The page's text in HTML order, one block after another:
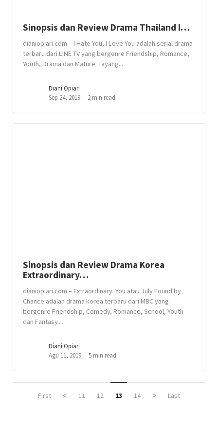
Sinopsis dan Review Drama Thailand I…
dianiopiari.com – I Hate You, I Love You adalah serial drama
terbaru dari LINE TV yang bergenre Friendship, Romance,
Youth, Drama dan Mature. Tayang...
Diani Opiari
Sep 24, 2019
2 min read
Sinopsis dan Review Drama Korea
Extraordinary…
dianiopiari.com – Extraordinary You atau July Found by
Chance adalah drama korea terbaru dari MBC yang
bergenre Friendship, Comedy, Romance, School, Youth
dan Fantasy....
Diani Opiari
Agu 11, 2019
5 min read
First 11 12 13 14 Last